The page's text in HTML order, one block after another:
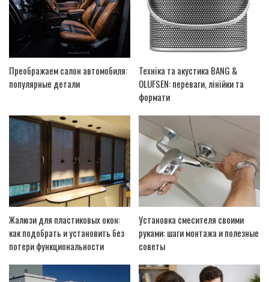
Преображаем салон автомобиля:
популярные детали
Техніка та акустика BANG &
OLUFSEN: переваги, лінійки та
формати
Жалюзи для пластиковых окон:
как подобрать и установить без
потери функциональности
Установка смесителя своими
руками: шаги монтажа и полезные
советы